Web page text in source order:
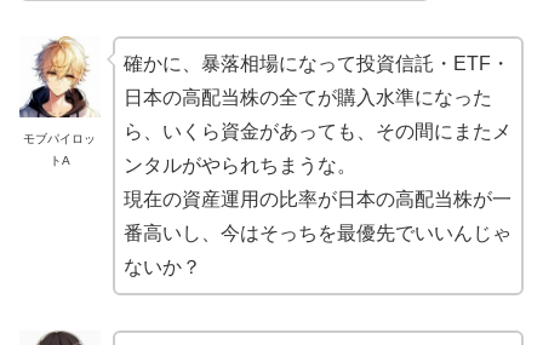
モブパイロッ
トA
確かに、暴落相場になって投資信託・ETF・
日本の高配当株の全てが購入水準になった
ら、いくら資金があっても、その間にまたメ
ンタルがやられちまうな。
現在の資産運用の比率が日本の高配当株が一
番高いし、今はそっちを最優先でいいんじゃ
ないか？